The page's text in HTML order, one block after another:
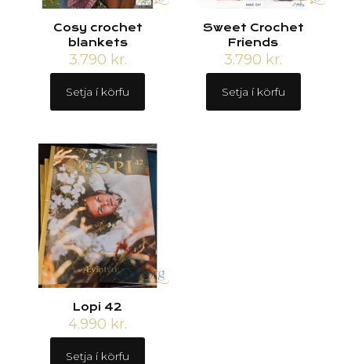
Cosy crochet
blankets
3.790 kr.
Setja í körfu
Sweet Crochet
Friends
3.790 kr.
Setja í körfu
Lopi 42
4.990 kr.
Setja í körfu